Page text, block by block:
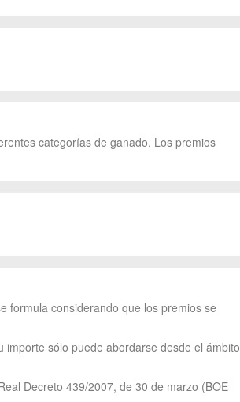
categorías de ganado. Los premios
formula considerando que los premios se
sólo puede abordarse desde el ámbito
Decreto 439/2007, de 30 de marzo (BOE